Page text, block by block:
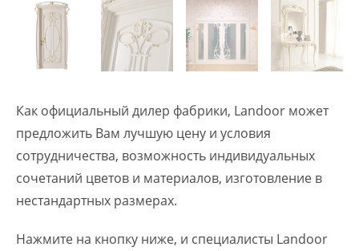
Как официальный дилер фабрики, Landoor может
предложить Вам лучшую цену и условия
сотрудничества, возможность индивидуальных
сочетаний цветов и материалов, изготовление в
нестандартных размерах.
Нажмите на кнопку ниже, и специалисты Landoor